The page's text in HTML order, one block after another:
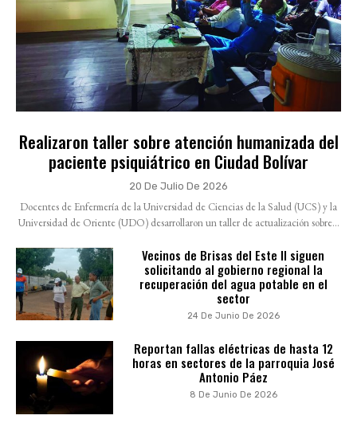
Realizaron taller sobre atención humanizada del
paciente psiquiátrico en Ciudad Bolívar
20 De Julio De 2026
Docentes de Enfermería de la Universidad de Ciencias de la Salud (UCS) y la
Universidad de Oriente (UDO) desarrollaron un taller de actualización sobre...
Vecinos de Brisas del Este II siguen
solicitando al gobierno regional la
recuperación del agua potable en el
sector
24 De Junio De 2026
Reportan fallas eléctricas de hasta 12
horas en sectores de la parroquia José
Antonio Páez
8 De Junio De 2026